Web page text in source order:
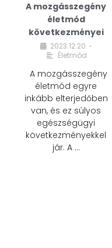
A mozgásszegény
életmód
következményei
2023.12.20. •
Életmód
A mozgásszegény
életmód egyre
inkább elterjedőben
van, és ez súlyos
egészségügyi
következményekkel
jár. A …